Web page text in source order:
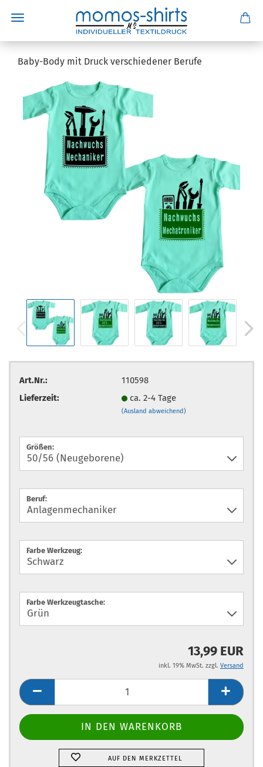
Baby-Body mit Druck verschiedener Berufe
Art.Nr.:
110598
Lieferzeit:
ca. 2-4 Tage
(Ausland abweichend)
Größen:
Beruf:
Farbe Werkzeug:
Farbe Werkzeugtasche:
13,99 EUR
inkl. 19% MwSt. zzgl. Versand
AUF DEN MERKZETTEL